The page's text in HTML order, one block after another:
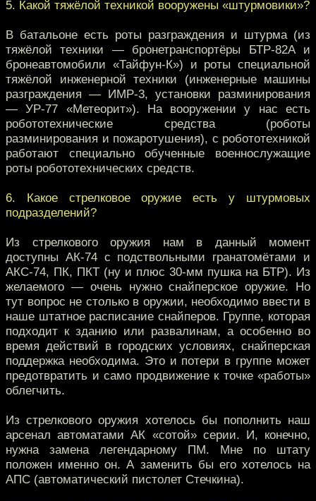
5. Какой тяжёлой техникой вооружены «штурмовики»?
В батальоне есть роты разграждения и штурма (из
тяжёлой техники — бронетранспортёры БТР-82А и
бронеавтомобили «Тайфун-К») и роты специальной
тяжёлой инженерной техники (инженерные машины
разграждения — ИМР-3, установки разминирования
— УР-77 «Метеорит»). На вооружении у нас есть
робототехнические средства (роботы
разминирования и пожаротушения), с робототехникой
работают специально обученные военнослужащие
роты робототехнических средств.
6. Какое стрелковое оружие есть у штурмовых
подразделений?
Из стрелкового оружия нам в данный момент
доступны АК-74 с подствольными гранатомётами и
АКС-74, ПК, ПКТ (ну и плюс 30-мм пушка на БТР). Из
желаемого — очень нужно снайперское оружие. Но
тут вопрос не столько в оружии, необходимо ввести в
наше штатное расписание снайперов. Группе, которая
подходит к зданию или развалинам, а особенно во
время действий в городских условиях, снайперская
поддержка необходима. Это и потери в группе может
предотвратить и само продвижение к точке «работы»
облегчить.
Из стрелкового оружия хотелось бы пополнить наш
арсенал автоматами АК «сотой» серии. И, конечно,
нужна замена легендарному ПМ. Мне по штату
положен именно он. А заменить бы его хотелось на
АПС (автоматический пистолет Стечкина).